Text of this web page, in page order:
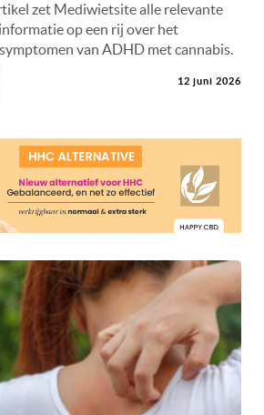
zet Mediwietsite alle relevante
op een rij over het
van ADHD met cannabis.
12 juni 2026